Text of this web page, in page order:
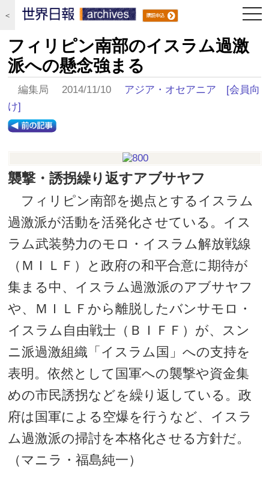
＜
フィリピン南部のイスラム過激
派への懸念強まる
編集局 2014/11/10 アジア・オセアニア
[会員向
け]
襲撃・誘拐繰り返すアブサヤフ
フィリピン南部を拠点とするイスラム
過激派が活動を活発化させている。イス
ラム武装勢力のモロ・イスラム解放戦線
（ＭＩＬＦ）と政府の和平合意に期待が
集まる中、イスラム過激派のアブサヤフ
や、ＭＩＬＦから離脱したバンサモロ・
イスラム自由戦士（ＢＩＦＦ）が、スン
ニ派過激組織「イスラム国」への支持を
表明。依然として国軍への襲撃や資金集
めの市民誘拐などを繰り返している。政
府は国軍による空爆を行うなど、イスラ
ム過激派の掃討を本格化させる方針だ。
（マニラ・福島純一）